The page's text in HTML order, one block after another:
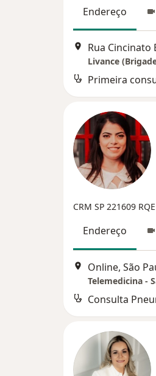
Endereço
Rua Cincinato
Livance
Primeira
CRM SP 221609
Endereço
Online, São
Telemedicina -
Consulta